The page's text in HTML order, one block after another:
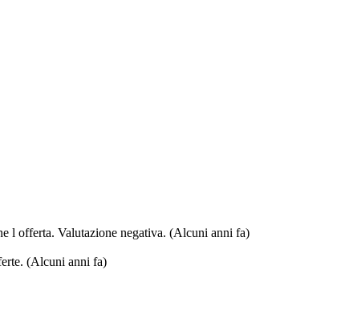
l offerta. Valutazione negativa. (Alcuni anni fa)
(Alcuni anni fa)